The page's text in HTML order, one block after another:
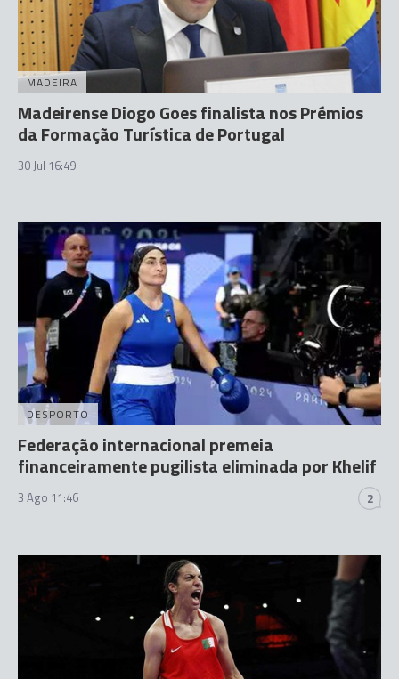
MADEIRA
Madeirense Diogo Goes finalista nos Prémios
da Formação Turística de Portugal
30 Jul 16:49
DESPORTO
Federação internacional premeia
financeiramente pugilista eliminada por Khelif
3 Ago 11:46 2